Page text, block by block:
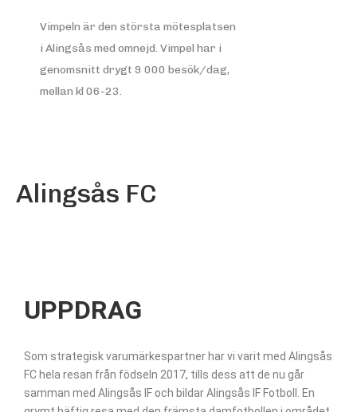
Vimpeln är den största mötesplatsen
i Alingsås med omnejd. Vimpel har i
genomsnitt drygt 9 000 besök/dag,
mellan kl 06-23.
Alingsås FC
UPPDRAG
Som strategisk varumärkespartner har vi varit med Alingsås
FC hela resan från födseln 2017, tills dess att de nu går
samman med Alingsås IF och bildar Alingsås IF Fotboll. En